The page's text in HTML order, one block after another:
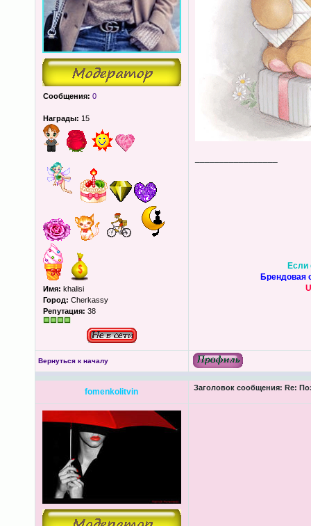
Сообщения: 0
Награды: 15
Имя: khalisi
Город: Cherkassy
Репутация: 38
Если
Брендовая
Вернуться к началу
fomenkolitvin Заголовок сообщения: Re: